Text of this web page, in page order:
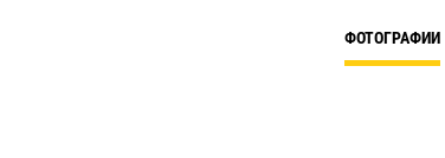
ФОТОГРАФИИ